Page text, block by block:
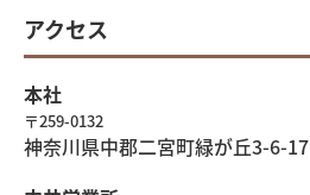
アクセス
本社
〒259-0132
神奈川県中郡二宮町緑が丘3-6-17